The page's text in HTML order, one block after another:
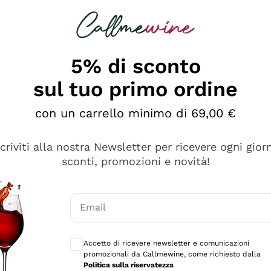
diversi e con un ampio range di prezzo. Le
5% di sconto
sul tuo primo ordine
con un carrello minimo di 69,00 €
alla nostra Newsletter per ricevere ogni
sconti, promozioni e novità!
Email
Accetto di ricevere newsletter e comunicazioni
promozionali da Callmewine, come richiesto dalla
Politica sulla riservatezza